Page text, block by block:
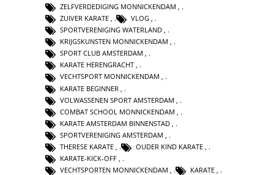
ZELFVERDEDIGING MONNICKENDAM ,
ZUIVER KARATE , VLOG ,
SPORTVERENIGING WATERLAND ,
KRIJGSKUNSTEN MONNICKENDAM ,
SPORT CLUB AMSTERDAM ,
KARATE HERENGRACHT ,
VECHTSPORT MONNICKENDAM ,
KARATE BEGINNER
VOLWASSENEN SPORT AMSTERDAM
COMBAT SCHOOL MONNICKENDAM
KARATE AMSTERDAM BINNENSTAD
SPORTVERENIGING AMSTERDAM
THERESE KARATE
OUDER KIND KARATE
KARATE-KICK-OFF
VECHTSPORTEN MONNICKENDAM
KARATE